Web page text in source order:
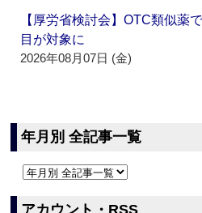
【厚労省検討会】OTC類似薬
目が対象に
2026年08月07日 (金)
年月別 全記事一覧